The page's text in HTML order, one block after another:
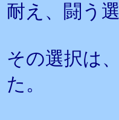
耐え、闘う選
その選択は
た。